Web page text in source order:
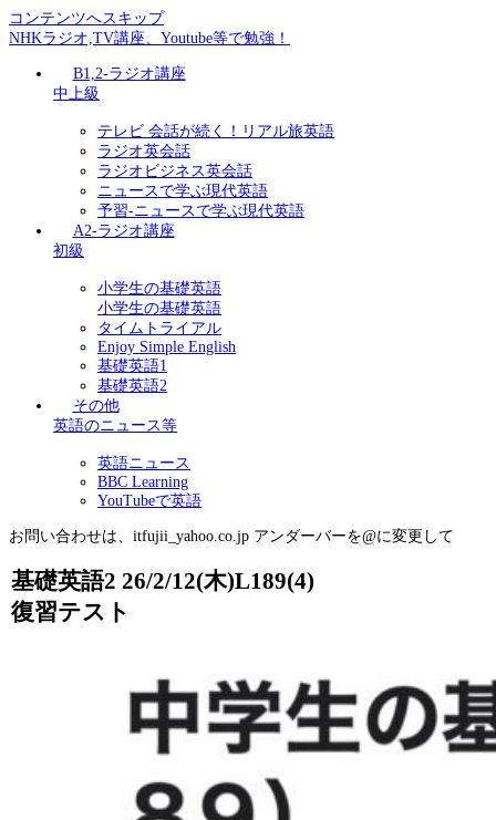
コンテンツへスキップ
NHKラジオ,TV講座、Youtube等で勉強！
B1,2-ラジオ講座
中上級
テレビ 会話が続く！リアル旅英語
ラジオ英会話
ラジオビジネス英会話
ニュースで学ぶ現代英語
予習-ニュースで学ぶ現代英語
A2-ラジオ講座
初級
小学生の基礎英語
小学生の基礎英語
タイムトライアル
Enjoy Simple English
基礎英語1
基礎英語2
その他
英語のニュース等
英語ニュース
BBC Learning
YouTubeで英語
お問い合わせは、itfujii_yahoo.co.jp アンダーバーを@に変更して
基礎英語2 26/2/12(木)L189(4)
復習テスト